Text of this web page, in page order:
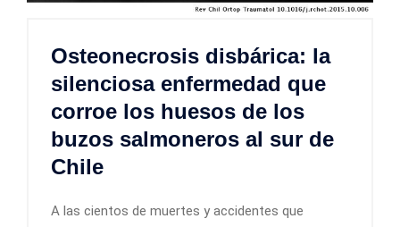
Osteonecrosis disbárica: la
silenciosa enfermedad que
corroe los huesos de los
buzos salmoneros al sur de
Chile
A las cientos de muertes y accidentes que